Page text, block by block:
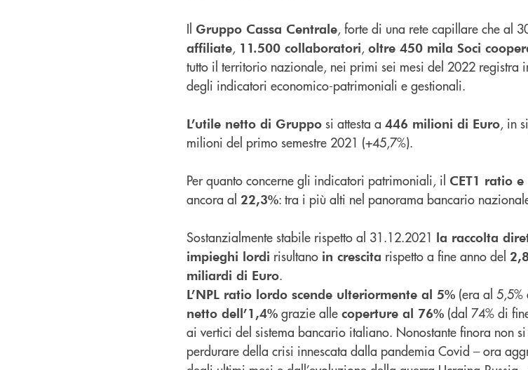
Il Gruppo Cassa Centrale, forte di una rete capillare che al
affiliate, 11.500 collaboratori, oltre 450 mila Soci
tutto il territorio nazionale, nei primi sei mesi del 2022 registra
degli indicatori economico-patrimoniali e gestionali.
L’utile netto di Gruppo si attesta a 446 milioni di Euro, in
milioni del primo semestre 2021 (+45,7%).
Per quanto concerne gli indicatori patrimoniali, il CET1 ratio
ancora al 22,3%: tra i più alti nel panorama bancario
Sostanzialmente stabile rispetto al 31.12.2021 la raccolta
impieghi lordi risultano in crescita rispetto a fine anno del
miliardi di Euro.
L’NPL ratio lordo scende ulteriormente al 5% (era al
netto dell’1,4% grazie alle coperture al 76% (dal 74% di
ai vertici del sistema bancario italiano. Nonostante finora non
perdurare della crisi innescata dalla pandemia Covid – ora